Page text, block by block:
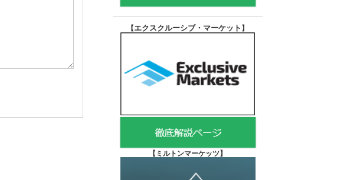
【エクスクルーシブ・マーケット 】
【 ミルトンマーケッツ】